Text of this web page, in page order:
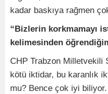
kadar baskıya rağmen
“Bizlerin korkmamayı
kelimesinden
CHP Trabzon Milletvekili
kötü iktidar, bu karanlık
mu? Bence çok iyi